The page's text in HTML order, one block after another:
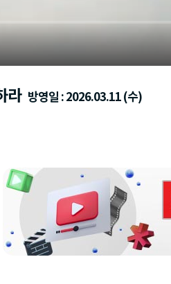
라방영일 : 2026.03.11 (수)